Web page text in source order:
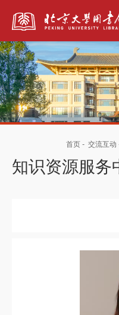
全部资源
首页 - 交流互动
知识资源服务